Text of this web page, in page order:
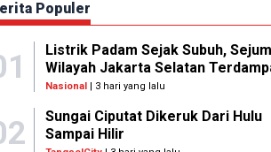
Populer
Listrik Padam Sejak Subuh,
Wilayah Jakarta Selatan
Nasional | 3 hari yang lalu
Sungai Ciputat Dikeruk Dari Hulu
Sampai Hilir